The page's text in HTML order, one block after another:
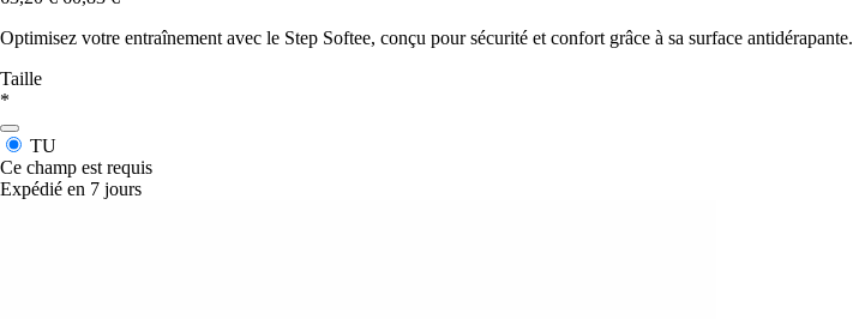
Optimisez votre entraînement avec le Step Softee, conçu pour sécurité et confort grâce à sa surface antidérapante.
Taille
*
TU
Ce champ est requis
Expédié en 7 jours